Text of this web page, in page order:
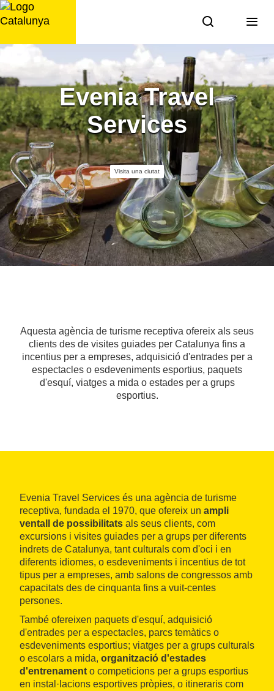
Saltar
al
Evenia Travel
Services
Visita una ciutat
Aquesta agència de turisme receptiva ofereix als seus
clients des de visites guiades per Catalunya fins a
incentius per a empreses, adquisició d'entrades per a
espectacles o esdeveniments esportius, paquets
d'esquí, viatges a mida o estades per a grups
esportius.
Evenia Travel Services és una agència de turisme
receptiva, fundada el 1970, que ofereix un ampli
ventall de possibilitats als seus clients, com
excursions i visites guiades per a grups per diferents
indrets de Catalunya, tant culturals com d'oci i en
diferents idiomes, o esdeveniments i incentius de tot
tipus per a empreses, amb salons de congressos amb
capacitats des de cinquanta fins a vuit-centes
persones.
També ofereixen paquets d'esquí, adquisició
d'entrades per a espectacles, parcs temàtics o
esdeveniments esportius; viatges per a grups culturals
o escolars a mida, organització d'estades
d'entrenament o competicions per a grups esportius
en instal·lacions esportives pròpies, o itineraris com